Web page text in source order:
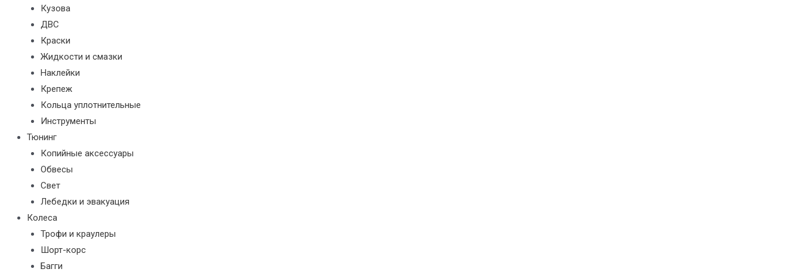
Кузова
ДВС
Краски
Жидкости и смазки
Наклейки
Крепеж
Кольца уплотнительные
Инструменты
Тюнинг
Копийные аксессуары
Обвесы
Свет
Лебедки и эвакуация
Колеса
Трофи и краулеры
Шорт-корс
Багги